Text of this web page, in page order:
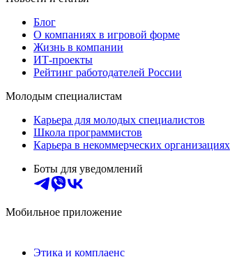
Блог
О компаниях в игровой форме
Жизнь в компании
ИТ-проекты
Рейтинг работодателей России
Молодым специалистам
Карьера для молодых специалистов
Школа программистов
Карьера в некоммерческих организациях
Боты для уведомлений
Мобильное приложение
Этика и комплаенс